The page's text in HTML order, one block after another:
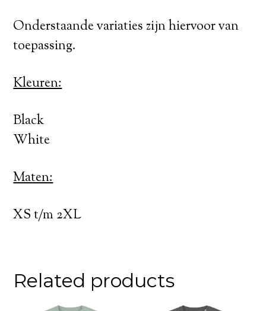
Onderstaande variaties zijn hiervoor van
toepassing.
Kleuren:
Black
White
Maten:
XS t/m 2XL
Related products